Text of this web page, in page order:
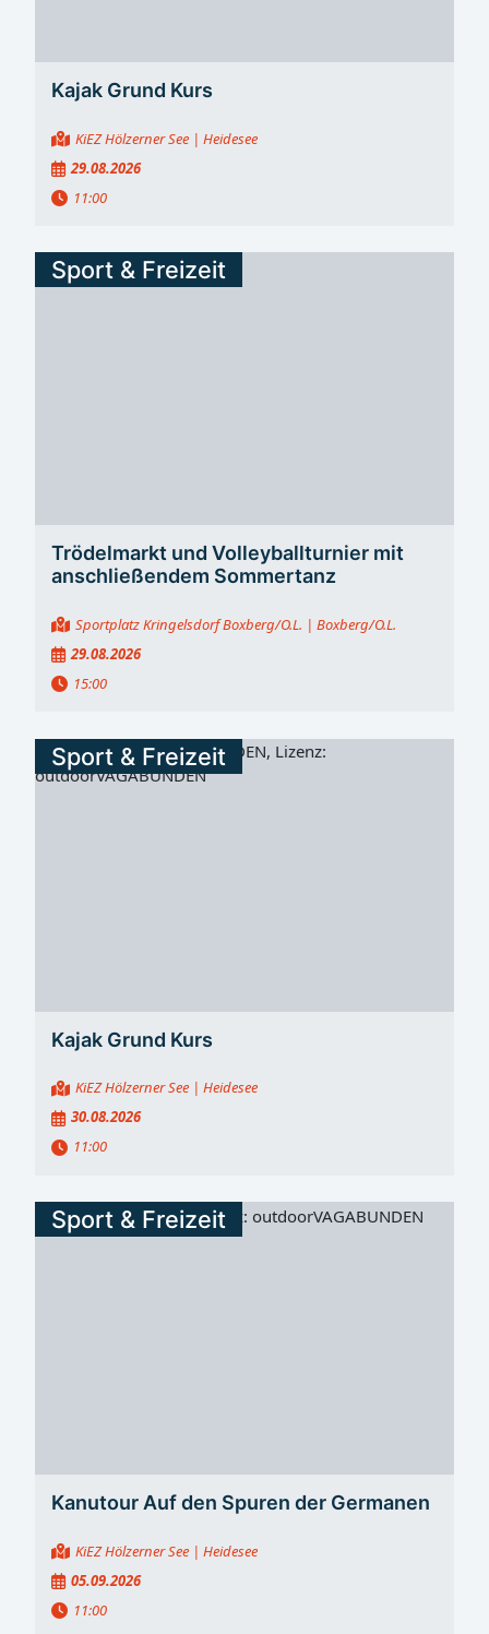
Kajak Grund Kurs
KiEZ Hölzerner See | Heidesee
29.08.2026
11:00
Sport & Freizeit
Trödelmarkt und Volleyballturnier mit
anschließendem Sommertanz
Sportplatz Kringelsdorf Boxberg/O.L. | Boxberg/O.L.
29.08.2026
15:00
Sport & Freizeit
Kajak Grund Kurs
KiEZ Hölzerner See | Heidesee
30.08.2026
11:00
Sport & Freizeit
Kanutour Auf den Spuren der Germanen
KiEZ Hölzerner See | Heidesee
05.09.2026
11:00